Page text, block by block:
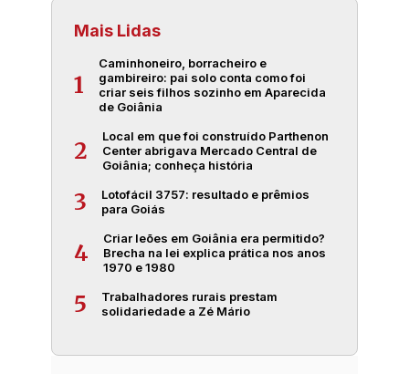
Mais Lidas
1
Caminhoneiro, borracheiro e
gambireiro: pai solo conta como foi
criar seis filhos sozinho em Aparecida
de Goiânia
2
Local em que foi construído Parthenon
Center abrigava Mercado Central de
Goiânia; conheça história
3
Lotofácil 3757: resultado e prêmios
para Goiás
4
Criar leões em Goiânia era permitido?
Brecha na lei explica prática nos anos
1970 e 1980
5
Trabalhadores rurais prestam
solidariedade a Zé Mário